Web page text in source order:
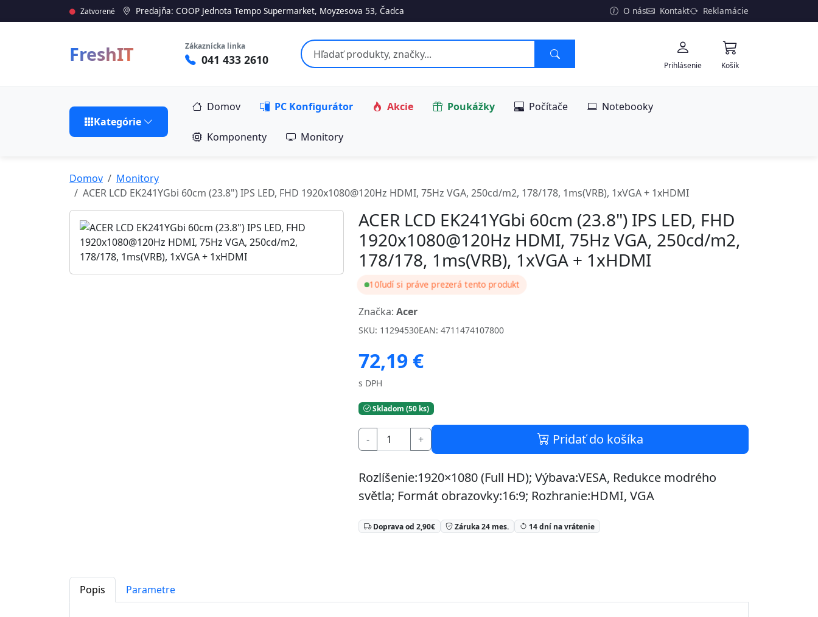
Zatvorené Predajňa: COOP Jednota Tempo Supermarket, Moyzesova 53, Čadca O nás Kontakt Reklamácie
FreshIT Zákaznícka linka
041 433 2610 Prihlásenie Košík
Kategórie
Domov PC Konfigurátor Akcie Poukážky Počítače Notebooky
Komponenty Monitory
Domov
Monitory
ACER LCD EK241YGbi 60cm (23.8") IPS LED, FHD 1920x1080@120Hz HDMI, 75Hz VGA, 250cd/m2, 178/178, 1ms(VRB), 1xVGA + 1xHDMI
ACER LCD EK241YGbi 60cm (23.8") IPS LED, FHD
1920x1080@120Hz HDMI, 75Hz VGA, 250cd/m2,
178/178, 1ms(VRB), 1xVGA + 1xHDMI
10ľudí si práve prezerá tento produkt
Značka: Acer
SKU: 11294530EAN: 4711474107800
72,19 €
s DPH
Skladom (50 ks)
- + Pridať do košíka
Rozlíšenie:1920×1080 (Full HD); Výbava:VESA, Redukce modrého
světla; Formát obrazovky:16:9; Rozhranie:HDMI, VGA
Doprava od 2,90€ Záruka 24 mes. 14 dní na vrátenie
Popis Parametre